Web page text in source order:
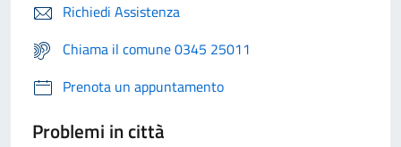
Richiedi Assistenza
Chiama il comune 0345 25011
Prenota un appuntamento
Problemi in città